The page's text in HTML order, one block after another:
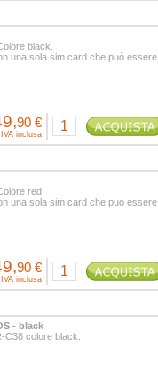
black.
una sola sim card che può essere
90 €
IVA inclusa
red.
una sola sim card che può essere
90 €
IVA inclusa
- black
C38 colore black.